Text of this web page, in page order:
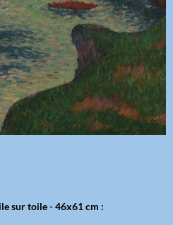
sur toile - 46x61 cm :